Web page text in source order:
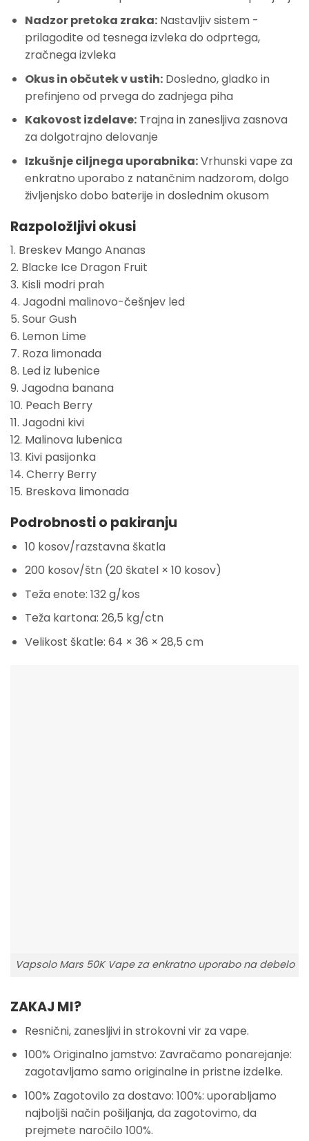
Nadzor pretoka zraka:Nastavljiv sistem -
prilagodite od tesnega izvleka do odprtega,
zračnega izvleka
Okus in občutek v ustih:Dosledno, gladko in
prefinjeno od prvega do zadnjega piha
Kakovost izdelave:Trajna in zanesljiva zasnova
za dolgotrajno delovanje
Izkušnje ciljnega uporabnika:Vrhunski vape za
enkratno uporabo z natančnim nadzorom, dolgo
življenjsko dobo baterije in doslednim okusom
Razpoložljivi okusi
1. Breskev Mango Ananas
2. Blacke Ice Dragon Fruit
3. Kisli modri prah
4. Jagodni malinovo-češnjev led
5. Sour Gush
6. Lemon Lime
7. Roza limonada
8. Led iz lubenice
9. Jagodna banana
10. Peach Berry
11. Jagodni kivi
12. Malinova lubenica
13. Kivi pasijonka
14. Cherry Berry
15. Breskova limonada
Podrobnosti o pakiranju
10 kosov/razstavna škatla
200 kosov/štn (20 škatel × 10 kosov)
Teža enote: 132 g/kos
Teža kartona: 26,5 kg/ctn
Velikost škatle: 64 × 36 × 28,5 cm
Vapsolo Mars 50K Vape za enkratno uporabo na debelo
ZAKAJ MI?
Resnični, zanesljivi in strokovni vir za vape.
100% Originalno jamstvo: Zavračamo ponarejanje:
zagotavljamo samo originalne in pristne izdelke.
100% Zagotovilo za dostavo: 100%: uporabljamo
najboljši način pošiljanja, da zagotovimo, da
prejmete naročilo 100%.